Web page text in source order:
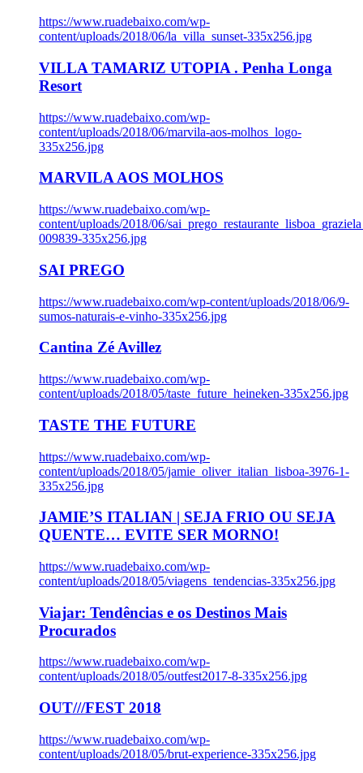
https://www.ruadebaixo.com/wp-
content/uploads/2018/06/la_villa_sunset-335x256.jpg
VILLA TAMARIZ UTOPIA . Penha Longa
Resort
https://www.ruadebaixo.com/wp-
content/uploads/2018/06/marvila-aos-molhos_logo-
335x256.jpg
MARVILA AOS MOLHOS
https://www.ruadebaixo.com/wp-
content/uploads/2018/06/
009839-335x256.jpg
SAI PREGO
https://www.ruadebaixo.com/wp-content/uploads/2018/06/9-
sumos-naturais-e-vinho-335x256.jpg
Cantina Zé Avillez
https://www.ruadebaixo.com/wp-
content/uploads/2018/05/taste_future_heineken-335x256.jpg
TASTE THE FUTURE
https://www.ruadebaixo.com/wp-
content/uploads/2018/05/jamie_oliver_italian_lisboa-3976-1-
335x256.jpg
JAMIE’S ITALIAN | SEJA FRIO OU SEJA
QUENTE… EVITE SER MORNO!
https://www.ruadebaixo.com/wp-
content/uploads/2018/05/viagens_tendencias-335x256.jpg
Viajar: Tendências e os Destinos Mais
Procurados
https://www.ruadebaixo.com/wp-
content/uploads/2018/05/outfest2017-8-335x256.jpg
OUT///FEST 2018
https://www.ruadebaixo.com/wp-
content/uploads/2018/05/brut-experience-335x256.jpg